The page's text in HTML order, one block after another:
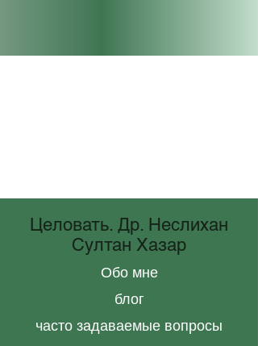
Целовать. Др. Неслихан
Султан Хазар
Обо мне
блог
часто задаваемые вопросы